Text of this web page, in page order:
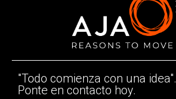
"Todo comienza con una idea".
Ponte en contacto hoy.